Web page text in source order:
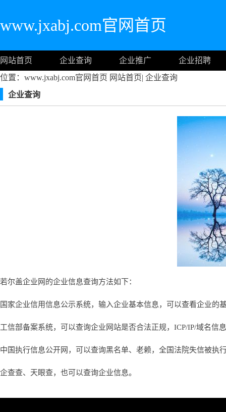
www.jxabj.com官网首页
网站首页 企业查询 企业推广
企业招聘
位置：www.jxabj.com官网首页 网站首页| 企业查询
企业查询
若尔盖企业网的企业信息查询方法如下：
国家企业信用信息公示系统，输入企业基本信息，可以查看企业的
工信部备案系统，可以查询企业网站是否合法正规，ICP/IP/域名信
中国执行信息公开网，可以查询黑名单、老赖，全国法院失信被执
企查查、天眼查，也可以查询企业信息。